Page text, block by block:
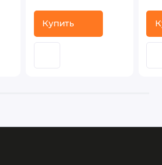
Купить